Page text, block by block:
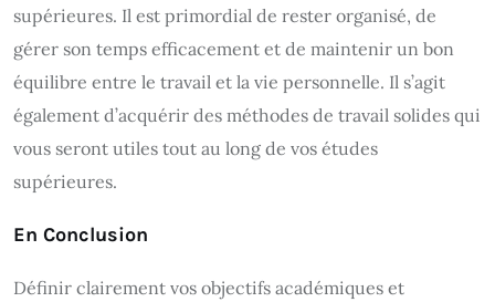
supérieures. Il est primordial de rester organisé, de
gérer son temps efficacement et de maintenir un bon
équilibre entre le travail et la vie personnelle. Il s’agit
également d’acquérir des méthodes de travail solides qui
vous seront utiles tout au long de vos études
supérieures.
En Conclusion
Définir clairement vos objectifs académiques et